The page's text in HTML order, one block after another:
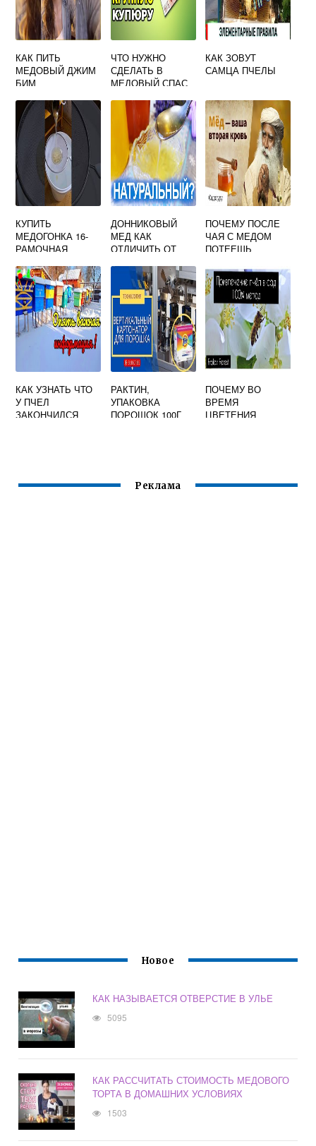
КАК ПИТЬ
МЕДОВЫЙ ДЖИМ
БИМ
ЧТО НУЖНО
СДЕЛАТЬ В
МЕДОВЫЙ СПАС
ДЕНЬГИ
КАК ЗОВУТ
САМЦА ПЧЕЛЫ
КУПИТЬ
МЕДОГОНКА 16-
РАМОЧНАЯ
САМОПОВОРОТН
АЯ ПОЛНОСТЬЮ
АВТОМАТИЧЕСКА
Я
ПРОГРАММИРУЕМ
АЯ
ДОННИКОВЫЙ
МЕД КАК
ОТЛИЧИТЬ ОТ
ПОЧЕМУ ПОСЛЕ
ЧАЯ С МЕДОМ
ПОТЕЕШЬ
КАК УЗНАТЬ ЧТО
У ПЧЕЛ
ЗАКОНЧИЛСЯ
РАКТИН,
УПАКОВКА
ПОРОШОК 100Г
ПОЧЕМУ ВО
ВРЕМЯ
ЦВЕТЕНИЯ
Реклама
Новое
КАК НАЗЫВАЕТСЯ ОТВЕРСТИЕ В УЛЬЕ
5095
КАК РАССЧИТАТЬ СТОИМОСТЬ МЕДОВОГО
ТОРТА В ДОМАШНИХ УСЛОВИЯХ
1503